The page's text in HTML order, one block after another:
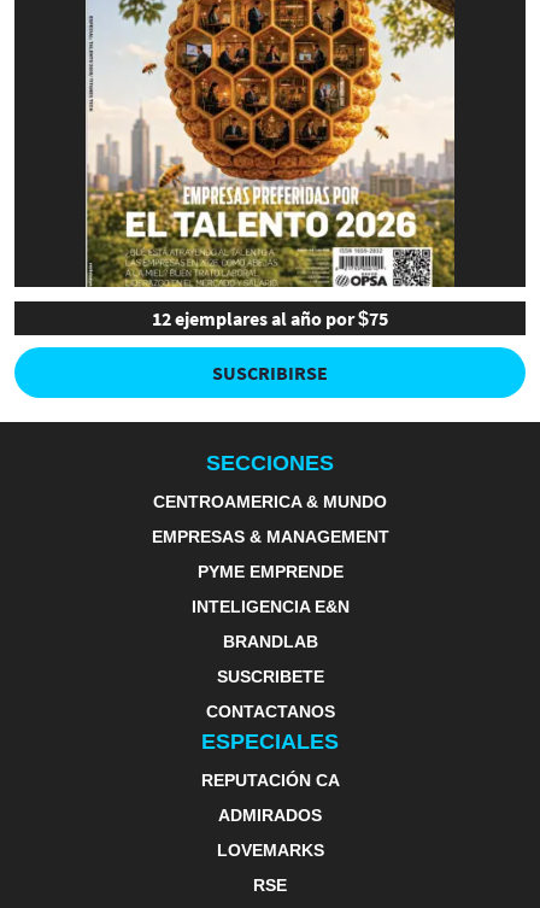
12 ejemplares al año por $75
SUSCRIBIRSE
SECCIONES
CENTROAMERICA & MUNDO
EMPRESAS & MANAGEMENT
PYME EMPRENDE
INTELIGENCIA E&N
BRANDLAB
SUSCRIBETE
CONTACTANOS
ESPECIALES
REPUTACIÓN CA
ADMIRADOS
LOVEMARKS
RSE